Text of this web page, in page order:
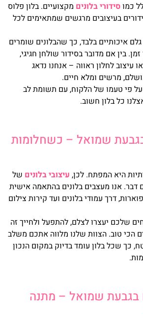
כמוסידורי בלונים מקצועיים. בלון פלוס
בעיצובים מרגשים שמתאימים לכל
איכותיים בלבד, כך שהבלונים שומרים
בין אם מדובר בסידור שולחן חגיגי,
עיצוב לחלון ראווה – אנחנו נדאג
מרשים ומלא חיים.
על פי טעמו של הלקוח, עם תשומת לב
כל בלון חשוב.
בגבעת שמואל – כשחלומות
היא המפתח. לכן, עיצובי בלונים של
דבר. אנו מעצבים בלונים בהתאמה אישית
דרך עמודי בלונים ועד קירות צילום
שלכם יעצרו לצלם, להתפעל ולחייך זה
הכי טוב. הצוות שלנו מלווה אתכם משלב
כך שכל בלון עומד בדיוק במקום הנכון
בגבעת שמואל – מתנה